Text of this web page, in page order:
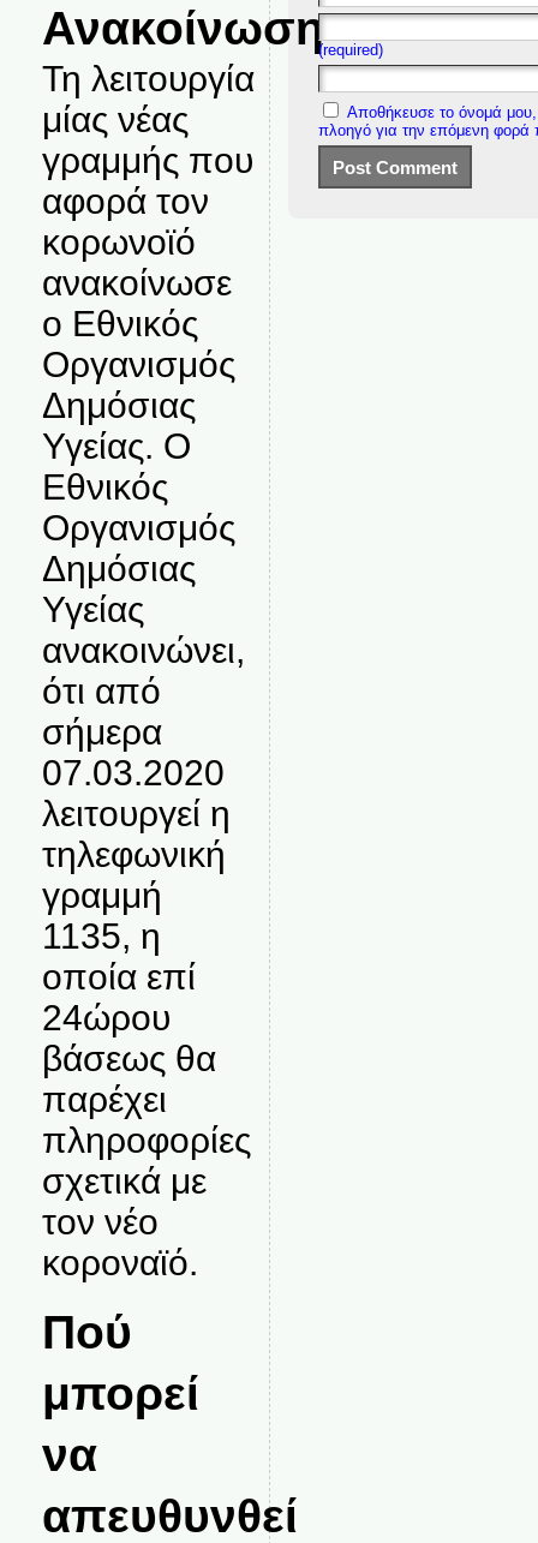
Ανακοίνωση
Τη λειτουργία
μίας νέας
γραμμής που
αφορά τον
κορωνοϊό
ανακοίνωσε
ο Εθνικός
Οργανισμός
Δημόσιας
Υγείας. Ο
Εθνικός
Οργανισμός
Δημόσιας
Υγείας
ανακοινώνει,
ότι από
σήμερα
07.03.2020
λειτουργεί η
τηλεφωνική
γραμμή
1135, η
οποία επί
24ώρου
βάσεως θα
παρέχει
πληροφορίες
σχετικά με
τον νέο
κοροναϊό.
Πού
μπορεί
να
απευθυνθεί
(required)
Αποθήκευσε το όνομά μου,
πλοηγό για την επόμενη